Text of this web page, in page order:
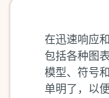
在迅速响应
包括各种图
模型、符号
单明了，以